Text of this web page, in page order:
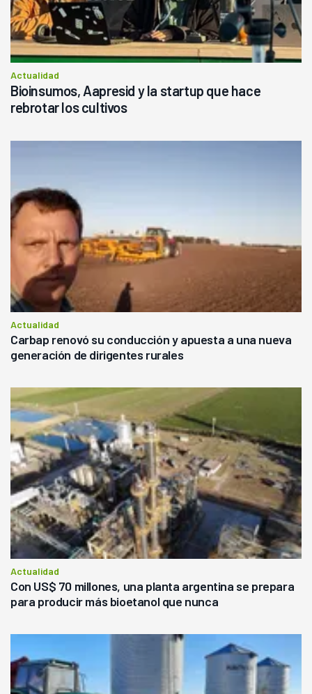
Actualidad
Bioinsumos, Aapresid y la startup que hace
rebrotar los cultivos
Actualidad
Carbap renovó su conducción y apuesta a una nueva
generación de dirigentes rurales
Actualidad
Con US$ 70 millones, una planta argentina se prepara
para producir más bioetanol que nunca